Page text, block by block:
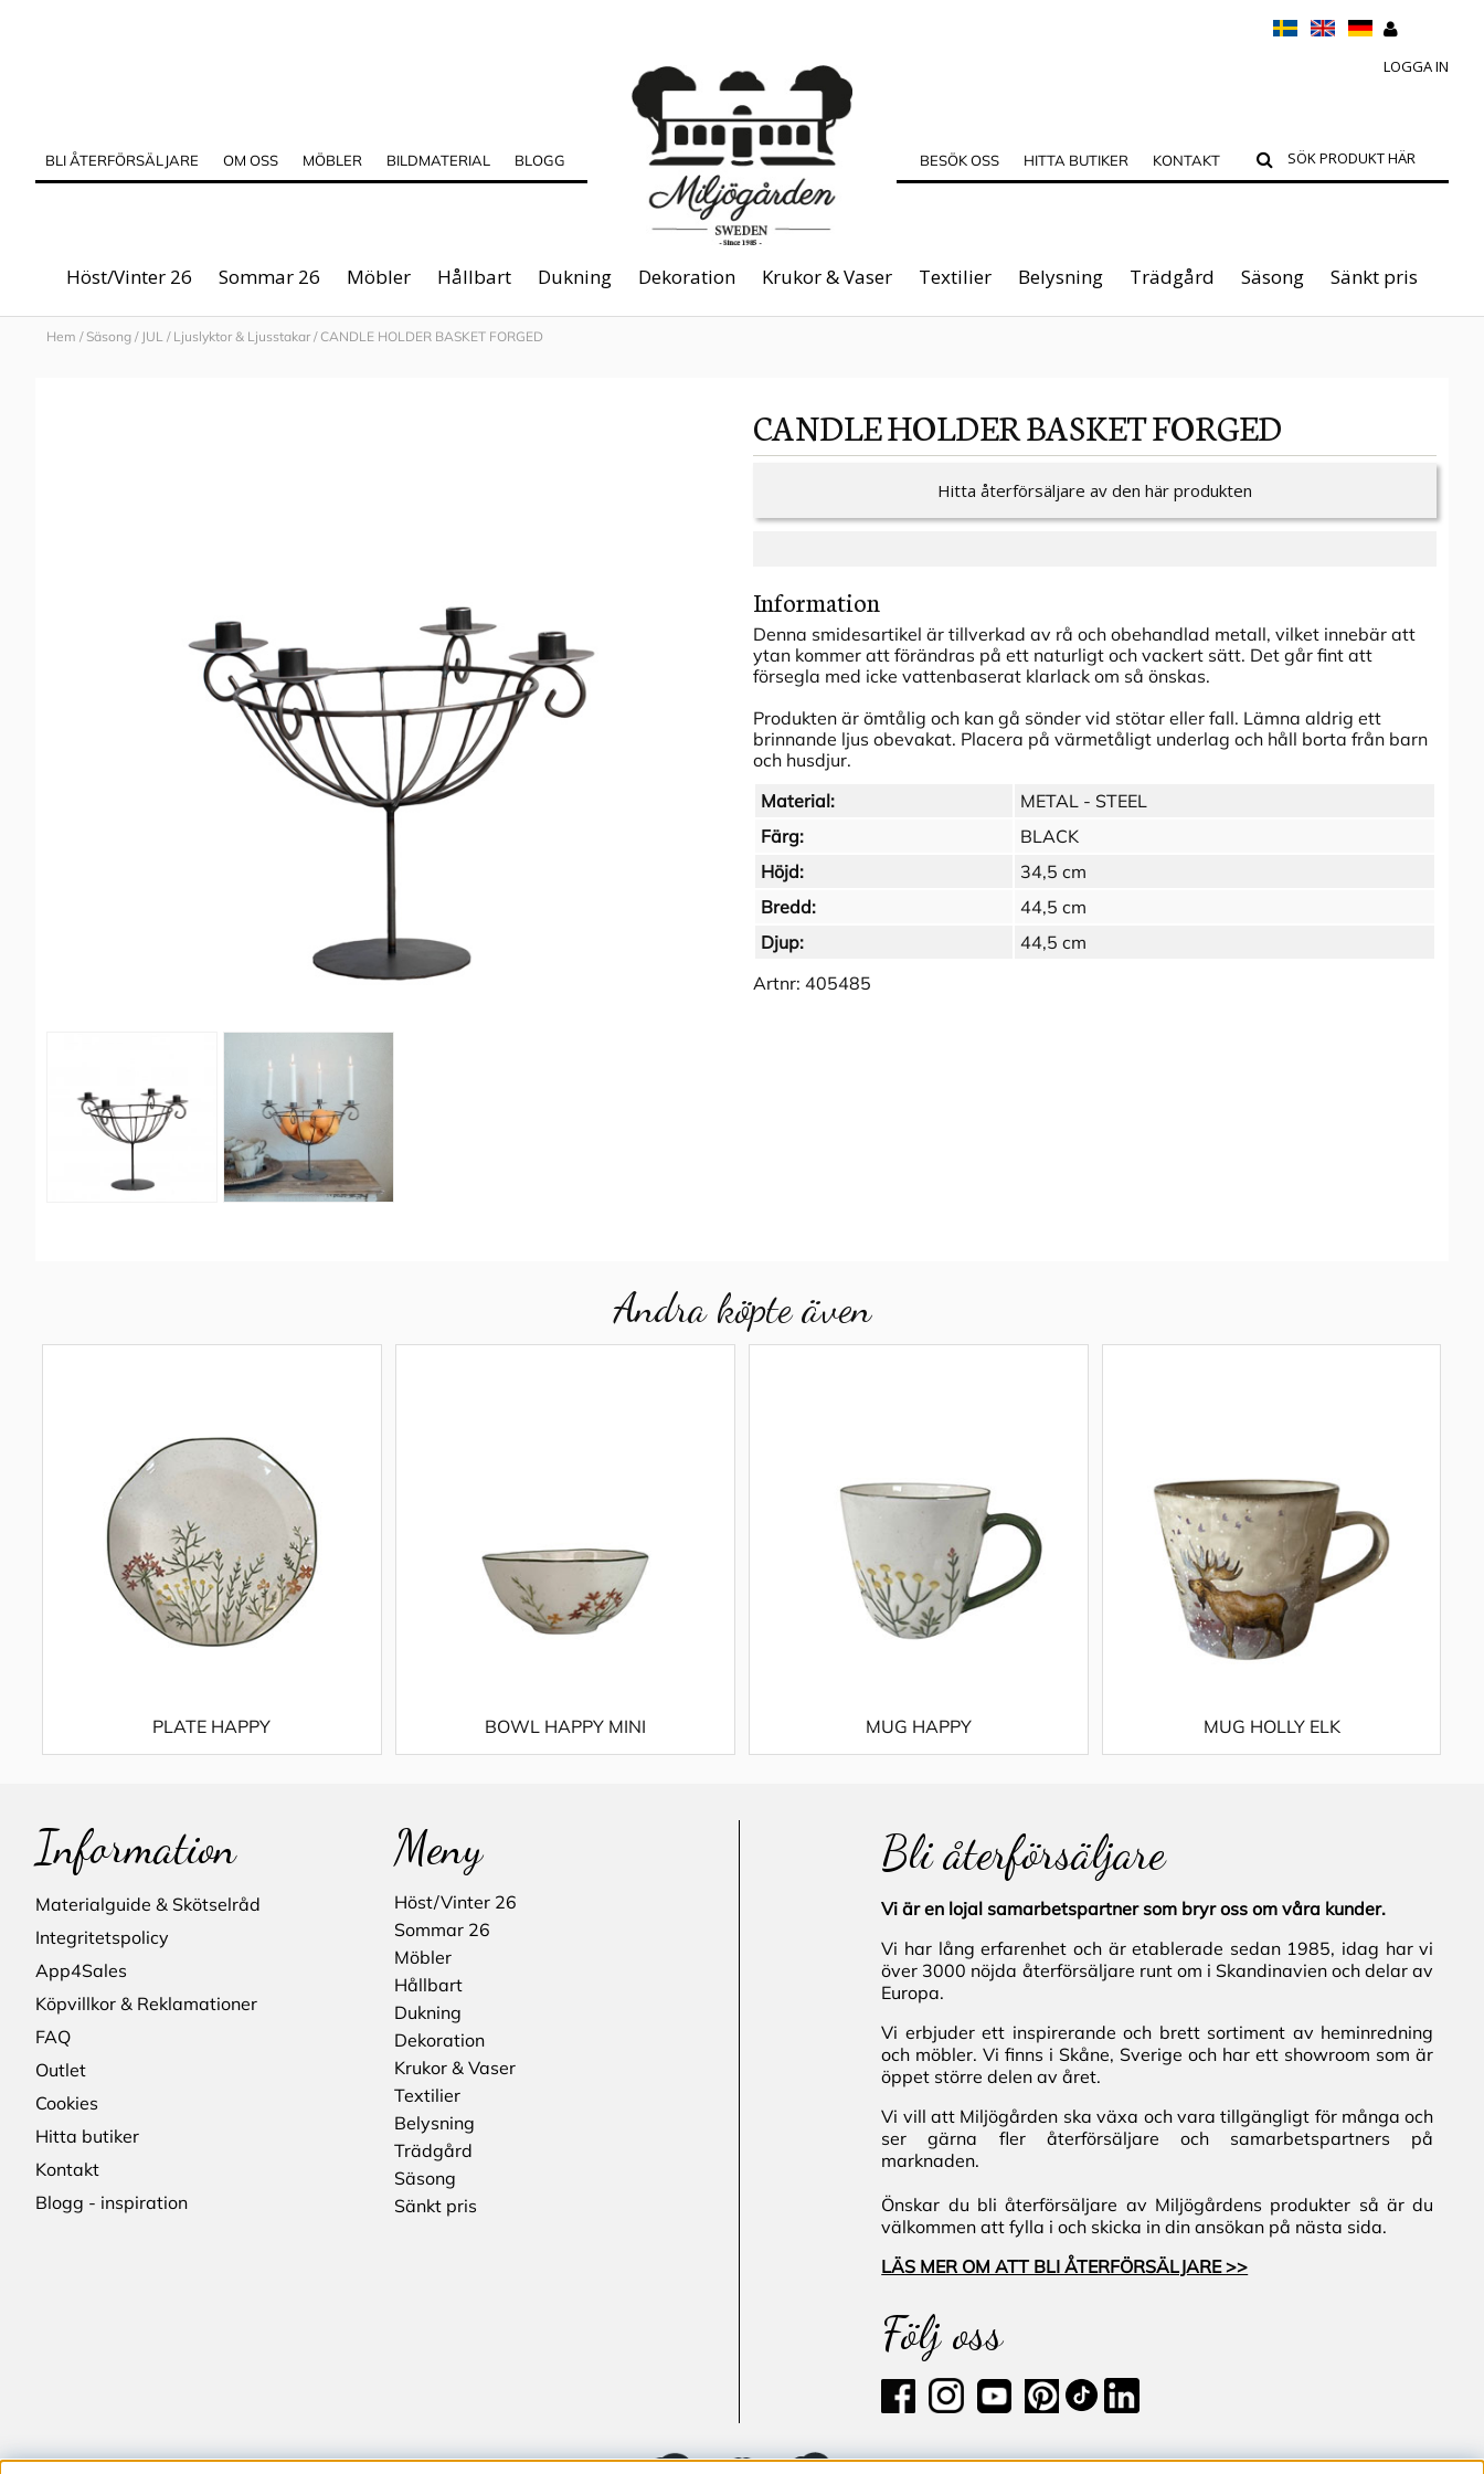
LOGGA IN
BLI ÅTERFÖRSÄLJARE OM OSS MÖBLER BILDMATERIAL BLOGG BESÖK OSS HITTA BUTIKER KONTAKT
Höst/Vinter 26 Sommar 26 Möbler Hållbart Dukning Dekoration Krukor & Vaser Textilier Belysning Trädgård Säsong Sänkt pris
Hem / Säsong / JUL / Ljuslyktor & Ljusstakar / CANDLE HOLDER BASKET FORGED
CANDLE HOLDER BASKET FORGED
Hitta återförsäljare av den här produkten
Information
Denna smidesartikel är tillverkad av rå och obehandlad metall, vilket innebär att
ytan kommer att förändras på ett naturligt och vackert sätt. Det går fint att
försegla med icke vattenbaserat klarlack om så önskas.
Produkten är ömtålig och kan gå sönder vid stötar eller fall. Lämna aldrig ett
brinnande ljus obevakat. Placera på värmetåligt underlag och håll borta från barn
och husdjur.
Material:
METAL - STEEL
Färg:
BLACK
Höjd:
34,5 cm
Bredd:
44,5 cm
Djup:
44,5 cm
Artnr: 405485
Andra köpte även
PLATE HAPPY BOWL HAPPY MINI MUG HAPPY MUG HOLLY ELK
Information
Materialguide & Skötselråd
Integritetspolicy
App4Sales
Köpvillkor & Reklamationer
FAQ
Outlet
Cookies
Hitta butiker
Kontakt
Blogg - inspiration
Meny
Höst/Vinter 26
Sommar 26
Möbler
Hållbart
Dukning
Dekoration
Krukor & Vaser
Textilier
Belysning
Trädgård
Säsong
Sänkt pris
Bli återförsäljare
Vi är en lojal samarbetspartner som bryr oss om våra kunder.
Vi har lång erfarenhet och är etablerade sedan 1985, idag har vi
över 3000 nöjda återförsäljare runt om i Skandinavien och delar av
Europa.
Vi erbjuder ett inspirerande och brett sortiment av heminredning
och möbler. Vi finns i Skåne, Sverige och har ett showroom som är
öppet större delen av året.
Vi vill att Miljögården ska växa och vara tillgängligt för många och
ser gärna fler återförsäljare och samarbetspartners på
marknaden.
Önskar du bli återförsäljare av Miljögårdens produkter så är du
välkommen att fylla i och skicka in din ansökan på nästa sida.
LÄS MER OM ATT BLI ÅTERFÖRSÄLJARE >>
Följ oss